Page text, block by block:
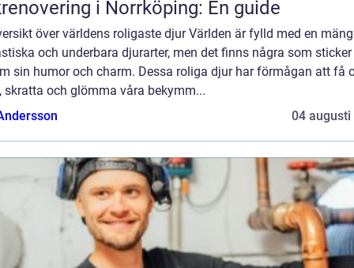
i Norrköping: En guide
över världens roligaste djur Världen är fylld med en
och underbara djurarter, men det finns några som
sin humor och charm. Dessa roliga djur har förmågan att få
skratta och glömma våra bekymm...
04 augusti